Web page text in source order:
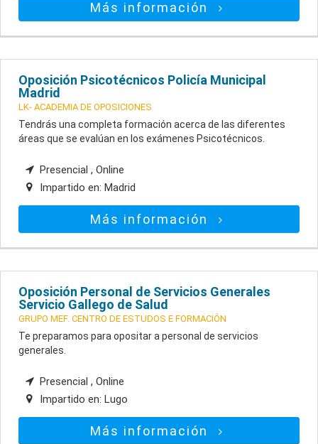
Más información
Oposición Psicotécnicos Policía Municipal
Madrid
LK- ACADEMIA DE OPOSICIONES
Tendrás una completa formación acerca de las diferentes
áreas que se evalúan en los exámenes Psicotécnicos.
Presencial , Online
Impartido en: Madrid
Más información
Oposición Personal de Servicios Generales
Servicio Gallego de Salud
GRUPO MEF. CENTRO DE ESTUDOS E FORMACIÓN
Te preparamos para opositar a personal de servicios
generales.
Presencial , Online
Impartido en: Lugo
Más información